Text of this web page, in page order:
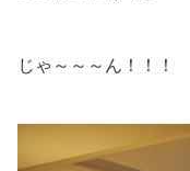
じゃ～～～ん！！！